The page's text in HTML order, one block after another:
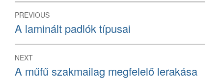
Bejegyzés
navigáció
PREVIOUS
Previous
post:
A laminált padlók típusai
NEXT
Next
post:
A műfű szakmailag megfelelő lerakása